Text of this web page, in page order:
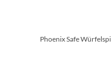
Phoenix Safe